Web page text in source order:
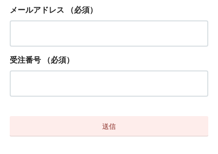
メールアドレス （必須）
受注番号 （必須）